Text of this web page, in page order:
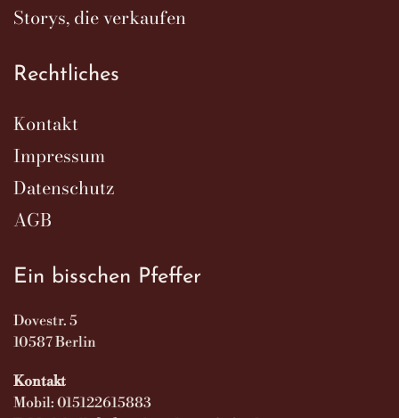
Storys, die verkaufen
Rechtliches
Kontakt
Impressum
Datenschutz
AGB
Ein bisschen Pfeffer
Dovestr. 5
10587 Berlin
Kontakt
Mobil: 015122615883